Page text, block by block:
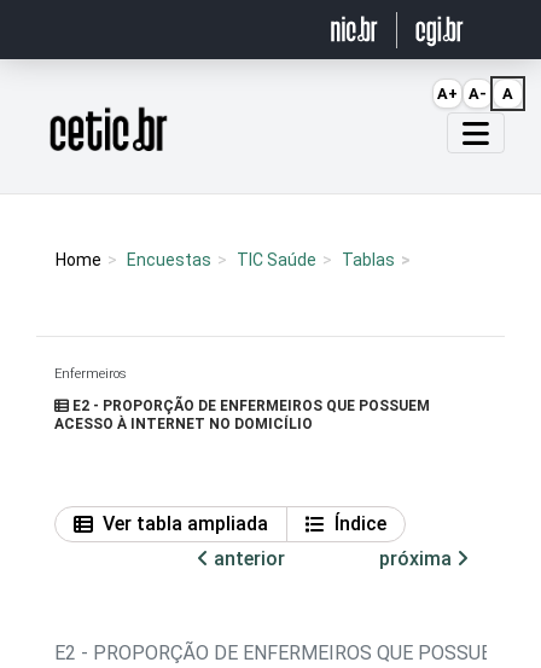
Página inicial
Home Encuestas TIC Saúde Tablas
Enfermeiros
E2 - PROPORÇÃO DE ENFERMEIROS QUE POSSUEM
ACESSO À INTERNET NO DOMICÍLIO
Ver tabla ampliada
Índice
anterior
próxima
E2 - PROPORÇÃO DE ENFERMEIROS QUE POSSUEM
A+ A- A